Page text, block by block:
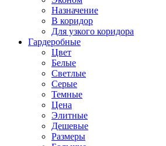
Назначение
В коридор
Для узкого коридора
Гардеробные
Цвет
Белые
Светлые
Серые
Темные
Цена
Элитные
Дешевые
Размеры